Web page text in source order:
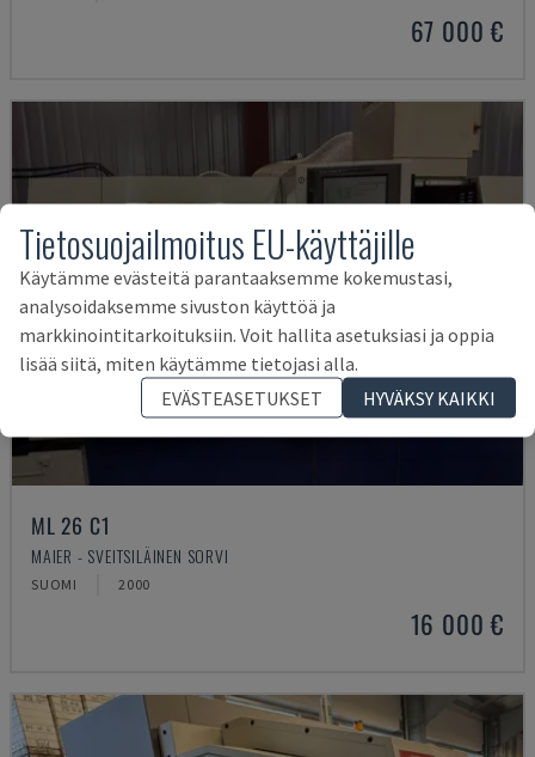
67 000 €
ML 26 C1
MAIER - SVEITSILÄINEN SORVI
SUOMI 2000
16 000 €
Tietosuojailmoitus EU-käyttäjille
Käytämme evästeitä parantaaksemme kokemustasi,
analysoidaksemme sivuston käyttöä ja
markkinointitarkoituksiin. Voit hallita asetuksiasi ja oppia
lisää siitä, miten käytämme tietojasi alla.
EVÄSTEASETUKSET
HYVÄKSY KAIKKI